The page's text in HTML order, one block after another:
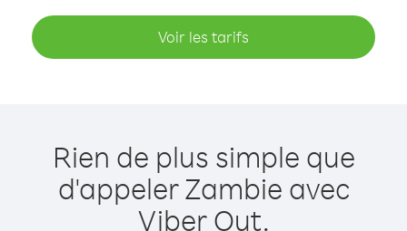
Voir les tarifs
Rien de plus simple que
d'appeler Zambie avec
Viber Out.